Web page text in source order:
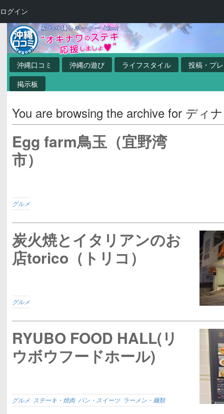
沖縄口コミ 沖縄の遊び ライフスタイル
投稿・プ
掲示板
You are browsing the archive for ディ
Egg farm鳥玉（宜野湾
市）
グルメ
炭火焼とイタリアンのお
店torico（トリコ）
グルメ
RYUBO FOOD HALL(リ
ウボウフードホール)
グルメ ステーキ・焼肉, パン・スイーツ, ラーメン・麺類
ログイン